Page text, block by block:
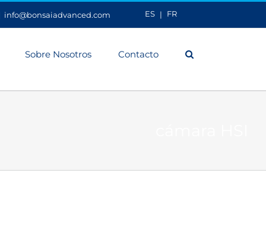
ES FR
info@bonsaiadvanced.com
Sobre Nosotros Contacto